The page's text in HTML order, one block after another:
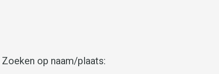
Zoeken op naam/plaats: